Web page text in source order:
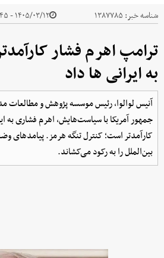
شناسه خبر: ۱۳۸۷۷۸۵ ۱۴۰۵/۰۳/۱۲ - ۰۵:۴۵
ترامپ اهرم فشار
به ایرانی ها داد
آنیس لوالوا، رئیس موسسه پژوهش و مطالعات
جمهور آمریکا با سیاست‌هایش، اهرم فشاری به
کارآمدتر است؛ کنترل تنگه هرمز. پیامدهای
بین‌الملل را به رکود می‌کشاند.